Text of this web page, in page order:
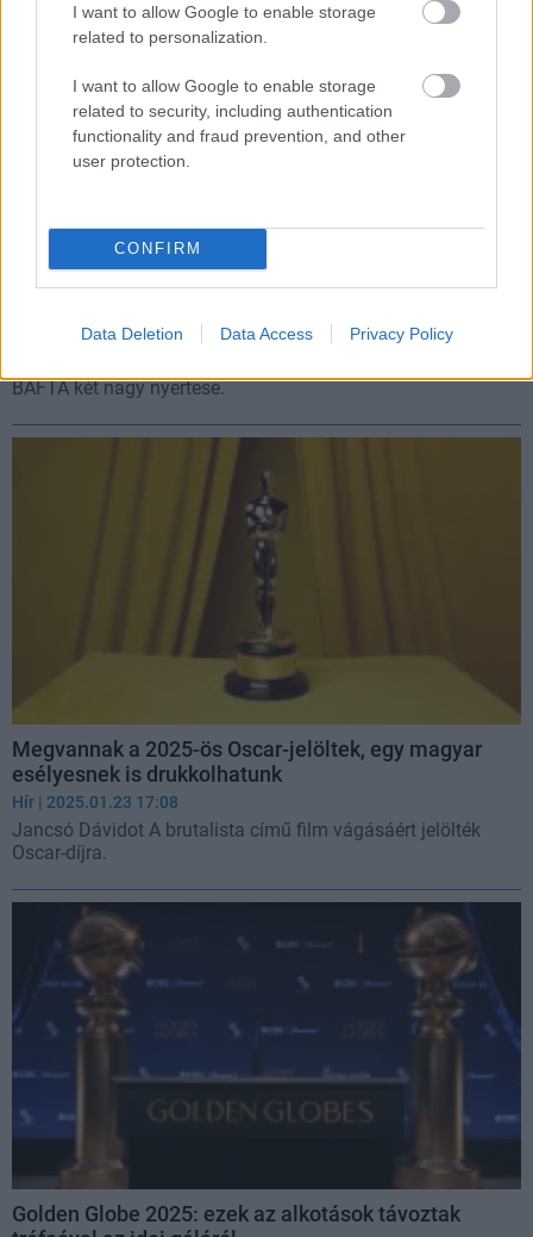
I want to allow Google to enable storage
related to personalization.
I want to allow Google to enable storage
related to security, including authentication
functionality and fraud prevention, and other
user protection.
CONFIRM
Data Deletion Data Access Privacy Policy
Megvannak a 2025-ös BAFTA győztesek, mutatjuk a
| 2025.02.17 08:18
BAFTA két nagy nyertese.
Megvannak a 2025-ös Oscar-jelöltek, egy magyar
esélyesnek is drukkolhatunk
Hír | 2025.01.23 17:08
Jancsó Dávidot A brutalista című film vágásáért jelölték
Oscar-díjra.
Golden Globe 2025: ezek az alkotások távoztak